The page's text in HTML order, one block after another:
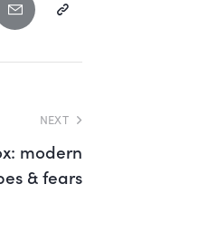
NEXT
modern
& fears